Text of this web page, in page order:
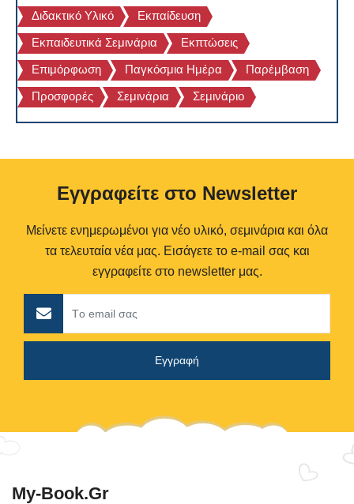
Διδακτικό Υλικό
Εκπαίδευση
Εκπαιδευτικά Σεμινάρια
Εκπτώσεις
Επιμόρφωση
Παγκόσμια Ημέρα
Παρέμβαση
Προσφορές
Σεμινάρια Σεμινάριο
Eγγραφείτε στο Newsletter
Μείνετε ενημερωμένοι για νέο υλικό, σεμινάρια και όλα
τα τελευταία νέα μας. Εισάγετε το e-mail σας και
εγγραφείτε στο newsletter μας.
My-Book.gr